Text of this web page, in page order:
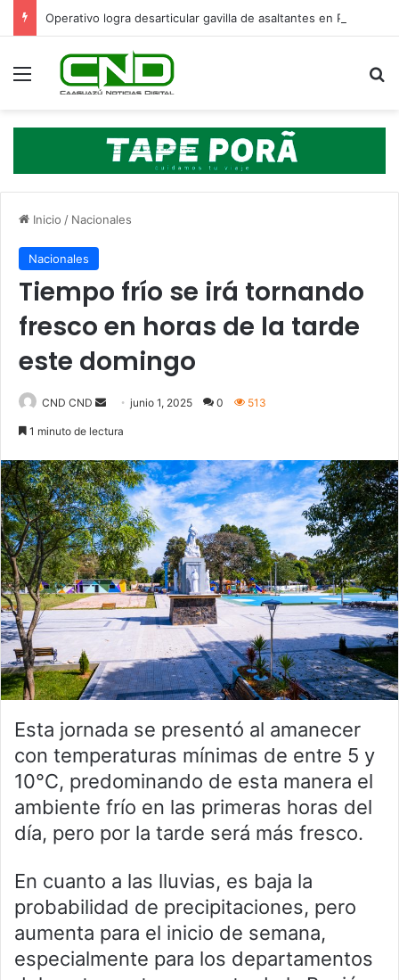
Menú
Inicio / Nacionales
Nacionales
Tiempo frío se irá tornando
fresco en horas de la tarde
este domingo
CND CND
d
a
n
e
m
a
i
l
junio 1, 2025 0 513
1 minuto de lectura
Esta jornada se presentó al amanecer
con temperaturas mínimas de entre 5 y
10°C, predominando de esta manera el
ambiente frío en las primeras horas del
día, pero por la tarde será más fresco.
En cuanto a las lluvias, es baja la
probabilidad de precipitaciones, pero
aumenta para el inicio de semana,
especialmente para los departamentos